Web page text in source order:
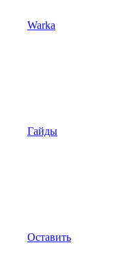
Warka
Гайды
Оставить